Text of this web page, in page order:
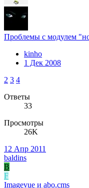
Проблемы с модулем
kinho
1 Дек 2008
2 3 4
Ответы
33
Просмотры
26K
12 Апр 2011
baldins
B
F
Imagevue и abo.cms